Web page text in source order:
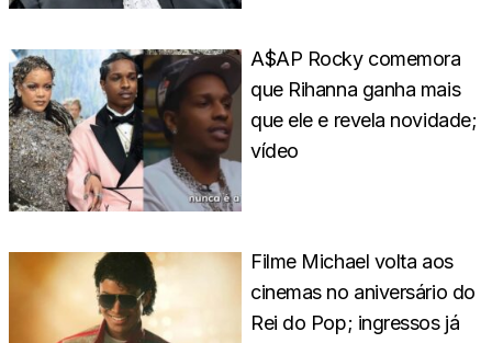
A$AP Rocky comemora
que Rihanna ganha mais
que ele e revela novidade;
vídeo
Filme Michael volta aos
cinemas no aniversário do
Rei do Pop; ingressos já